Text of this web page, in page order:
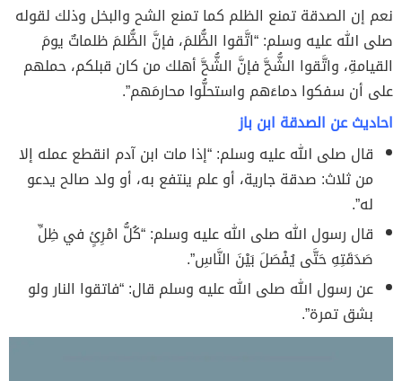
نعم إن الصدقة تمنع الظلم كما تمنع الشح والبخل وذلك لقوله
صلى الله عليه وسلم: “اتَّقوا الظُّلمَ، فإنَّ الظُّلمَ ظلماتٌ يومَ
القيامةِ، واتَّقوا الشُّحَّ فإنَّ الشُّحَّ أهلك من كان قبلكم، حملهم
على أن سفكوا دماءَهم واستحلُّوا محارمَهم”.
احاديث عن الصدقة ابن باز
قال صلى الله عليه وسلم: “إذا مات ابن آدم انقطع عمله إلا
من ثلاث: صدقة جارية، أو علم ينتفع به، أو ولد صالح يدعو
له”.
قال رسول الله صلى الله عليه وسلم: “كُلُّ امْرِئٍ في ظِلِّ
صَدَقَتِهِ حَتَّى يُفْصَلَ بَيْنَ النَّاسِ”.
عن رسول الله صلى الله عليه وسلم قال: “فاتقوا النار ولو
بشق تمرة”.